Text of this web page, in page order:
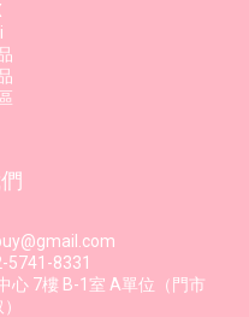
5741-8331
心 7樓 B-1室 A單位（門市